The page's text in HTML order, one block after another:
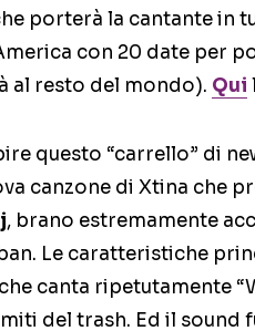
porterà la cantante in
con 20 date per
al resto del mondo). Qui
questo “carrello” di
canzone di Xtina che
, brano estremamente
Le caratteristiche
canta ripetutamente
del trash. Ed il sound